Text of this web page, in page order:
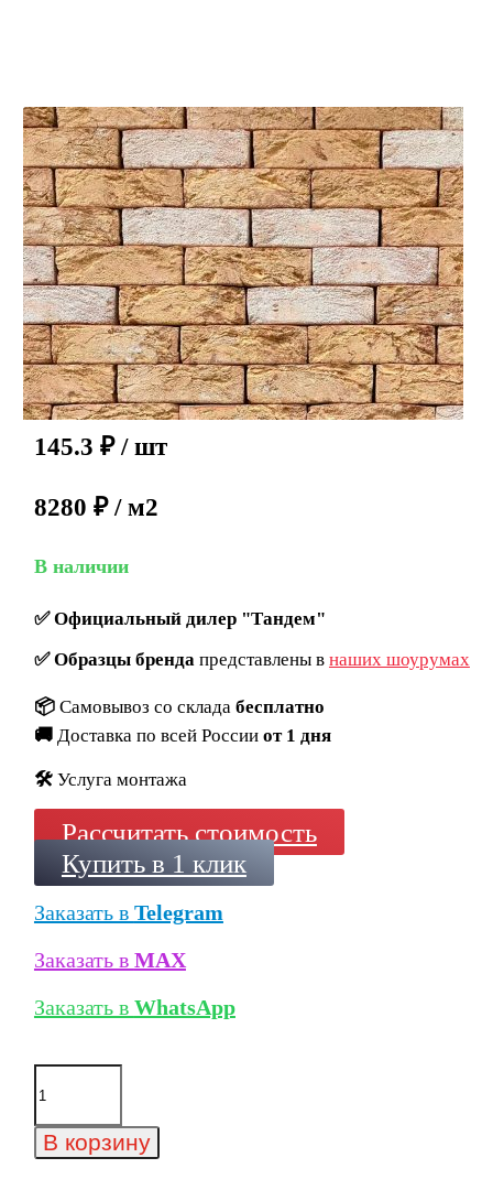
145.3 ₽ / шт
8280 ₽ / м2
В наличии
✅Официальный дилер "Тандем"
✅Образцы брендапредставлены в наших шоурумах
📦 Самовывоз со склада бесплатно
🚚 Доставка по всей России от 1 дня
🛠️ Услуга монтажа
Рассчитать стоимость
Купить в 1 клик
Заказать в Telegram
Заказать в MAX
Заказать в WhatsApp
Количество
товара
облицовочный
Тандем
В корзину